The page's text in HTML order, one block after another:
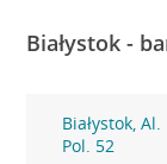
Białystok -
Białystok,
Pol. 52